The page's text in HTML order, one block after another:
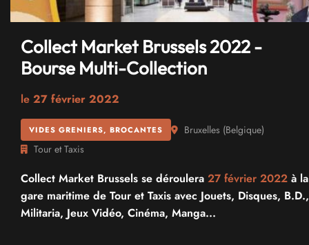
Collect Market Brussels 2022 -
Bourse Multi-Collection
le 27 février 2022
VIDES GRENIERS, BROCANTES Bruxelles (Belgique)
Tour et Taxis
Collect Market Brussels se déroulera 27 février 2022 à la
gare maritime de Tour et Taxis avec Jouets, Disques, B.D.,
Militaria, Jeux Vidéo, Cinéma, Manga...